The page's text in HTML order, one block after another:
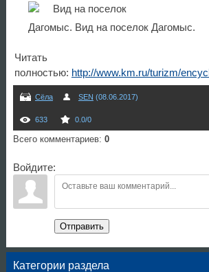
Дагомыс. Вид на поселок Дагомыс.
Читать
полностью: http://www.km.ru/turizm/
Сёла SEN (08.06.2017)
633 0.0/0
Всего комментариев: 0
Войдите:
Отправить
Категории раздела